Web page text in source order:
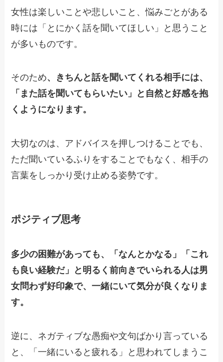
女性は楽しいことや悲しいこと、悩みごとがある
時には「とにかく話を聞いてほしい」と思うこと
が多いものです。
そのため、きちんと話を聞いてくれる相手には、
「また話を聞いてもらいたい」と自然と好感を抱
くようになります。
大切なのは、アドバイスを押しつけることでも、
ただ聞いているふりをすることでもなく、相手の
言葉をしっかり受け止める姿勢です。
ポジティブ思考
多少の困難があっても、「なんとかなる」「これ
も良い経験だ」と明るく前向きでいられる人は男
女問わず好印象で、一緒にいて気分が良くなりま
す。
逆に、ネガティブな愚痴や文句ばかり言っている
と、「一緒にいると疲れる」と思われてしまうこ